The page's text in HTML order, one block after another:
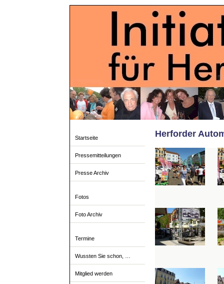
Startseite
Pressemitteilungen
Presse Archiv
Fotos
Foto Archiv
Termine
Wussten Sie schon, …
Mitglied werden
Herforder